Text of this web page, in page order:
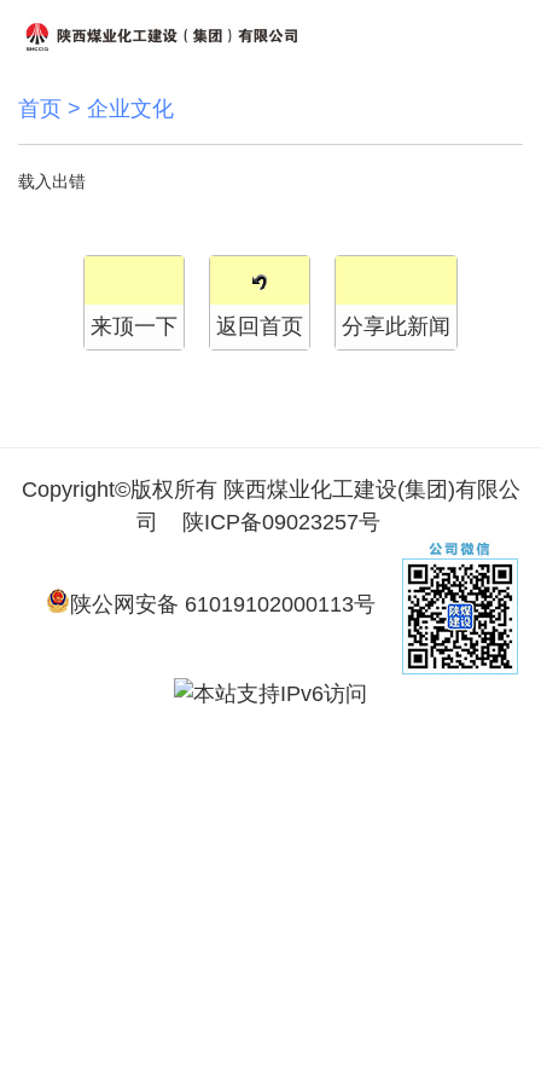
首页 > 企业文化
载入出错
来顶一下 返回首页 分享此新闻
Copyright©版权所有 陕西煤业化工建设(集团)有限公
司
陕ICP备09023257号
陕公网安备 61019102000113号